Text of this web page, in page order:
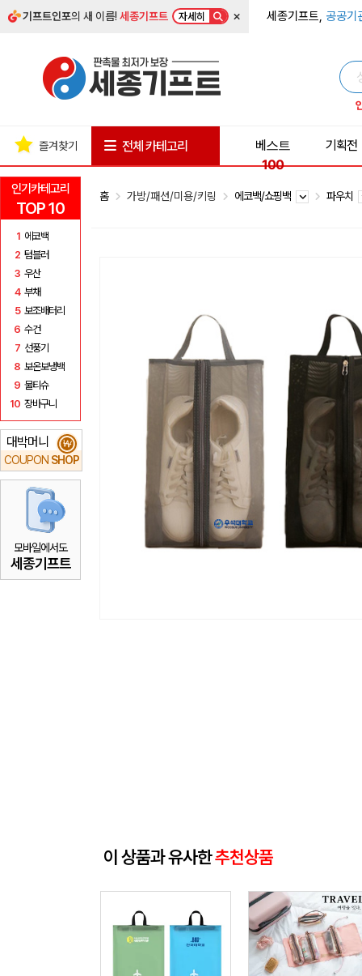
기프트인포의 새 이름!세종기프트 자세히 × 세종기프트, 공공기
인기카테고리
TOP 10
1 에코백
2 텀블러
3 우산
4 부채
5 보조배터리
6 수건
7 선풍기
8 보온보냉백
9 물티슈
10 장바구니
대박머니
COUPON SHOP
₩
모바일에서도
세종기프트
즐겨찾기 전체 카테고리
베스트
100
기획전
홈 가방/패션/미용/키링 에코백/쇼핑백 파우치
이 상품과 유사한추천상품